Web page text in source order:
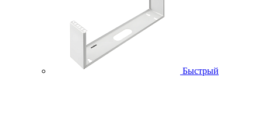
Быстрый